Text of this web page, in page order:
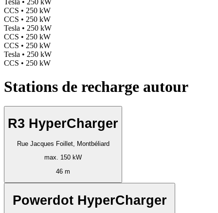
CCS • 250 kW
CCS • 250 kW
Tesla • 250 kW
CCS • 250 kW
CCS • 250 kW
Tesla • 250 kW
CCS • 250 kW
Stations de recharge autour
R3 HyperCharger
Rue Jacques Foillet, Montbéliard
max. 150 kW
46 m
Powerdot HyperCharger